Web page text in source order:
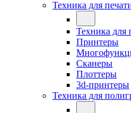
Техника для
Техника для
Принтеры
Сканеры
Плоттеры
3d-принтеры
Техника для